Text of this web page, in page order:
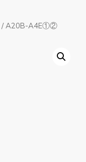
/ A20B-A4E①②